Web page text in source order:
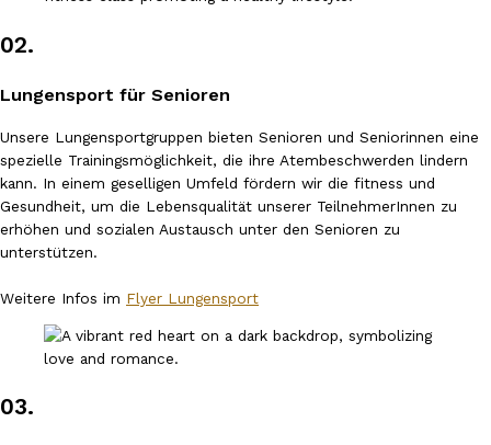
02.
Lungensport für Senioren
Unsere Lungensportgruppen bieten Senioren und Seniorinnen eine
spezielle Trainingsmöglichkeit, die ihre Atembeschwerden lindern
kann. In einem geselligen Umfeld fördern wir die fitness und
Gesundheit, um die Lebensqualität unserer TeilnehmerInnen zu
erhöhen und sozialen Austausch unter den Senioren zu
unterstützen.
Weitere Infos im Flyer Lungensport
03.